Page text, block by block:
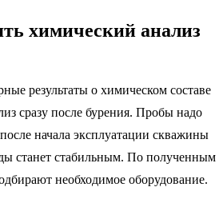
химический анализ
результаты о химическом составе
сразу после бурения. Пробы надо
начала эксплуатации скважины
станет стабильным. По полученным
необходимое оборудование.